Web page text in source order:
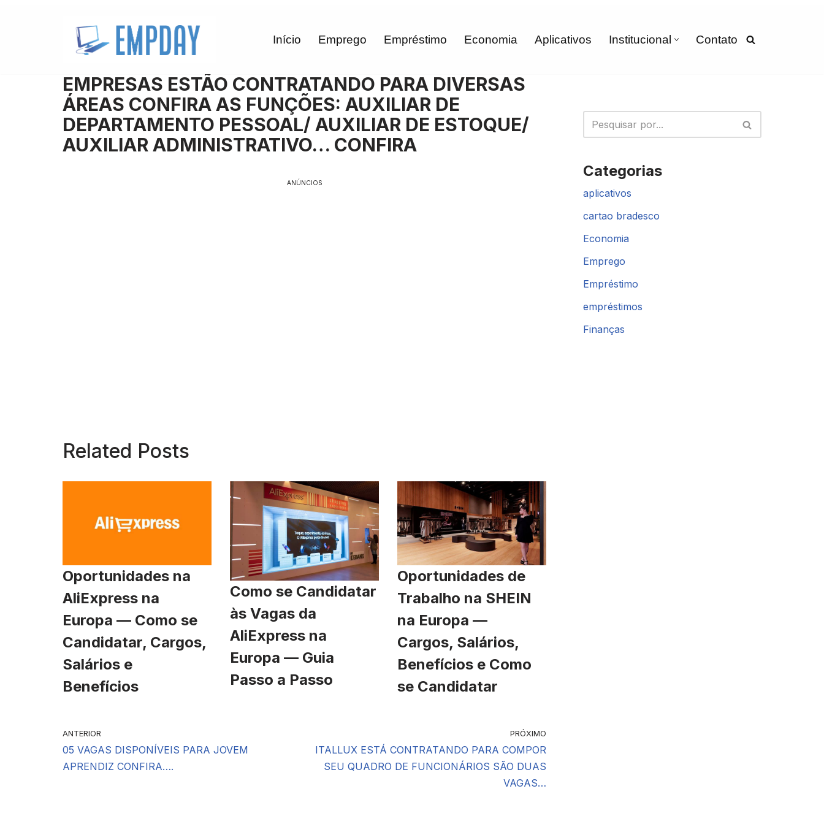
Início Emprego Empréstimo Economia Aplicativos Institucional Contato
EMPRESAS ESTÃO CONTRATANDO PARA DIVERSAS
ÁREAS CONFIRA AS FUNÇÕES: AUXILIAR DE
DEPARTAMENTO PESSOAL/ AUXILIAR DE ESTOQUE/
AUXILIAR ADMINISTRATIVO… CONFIRA
ANÚNCIOS
Related Posts
Oportunidades na
AliExpress na
Europa — Como se
Candidatar, Cargos,
Salários e
Benefícios
Como se Candidatar
às Vagas da
AliExpress na
Europa — Guia
Passo a Passo
Oportunidades de
Trabalho na SHEIN
na Europa —
Cargos, Salários,
Benefícios e Como
se Candidatar
ANTERIOR
05 VAGAS DISPONÍVEIS PARA JOVEM
APRENDIZ CONFIRA….
PRÓXIMO
ITALLUX ESTÁ CONTRATANDO PARA COMPOR
SEU QUADRO DE FUNCIONÁRIOS SÃO DUAS
VAGAS…
Categorias
aplicativos
cartao bradesco
Economia
Emprego
Empréstimo
empréstimos
Finanças